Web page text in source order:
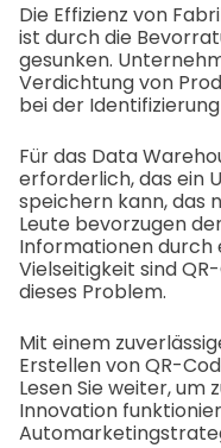
Die Effizienz von
ist durch die
gesunken.
Verdichtung von
bei der
Für das Data
erforderlich, das ein
speichern kann, das
Leute bevorzugen
Informationen durch
Vielseitigkeit sind
dieses Problem.
Mit einem
Erstellen von QR-
Lesen Sie weiter, um
Innovation